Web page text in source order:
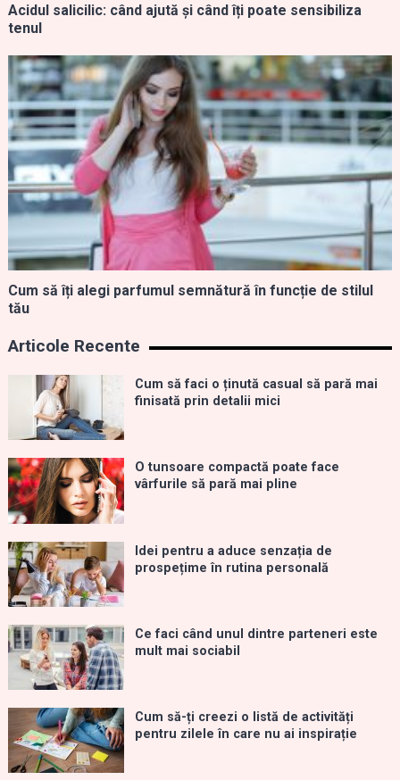
Acidul salicilic: când ajută și când îți poate sensibiliza
tenul
Cum să îți alegi parfumul semnătură în funcție de stilul
tău
Articole Recente
Cum să faci o ținută casual să pară mai
finisată prin detalii mici
O tunsoare compactă poate face
vârfurile să pară mai pline
Idei pentru a aduce senzația de
prospețime în rutina personală
Ce faci când unul dintre parteneri este
mult mai sociabil
Cum să-ți creezi o listă de activități
pentru zilele în care nu ai inspirație